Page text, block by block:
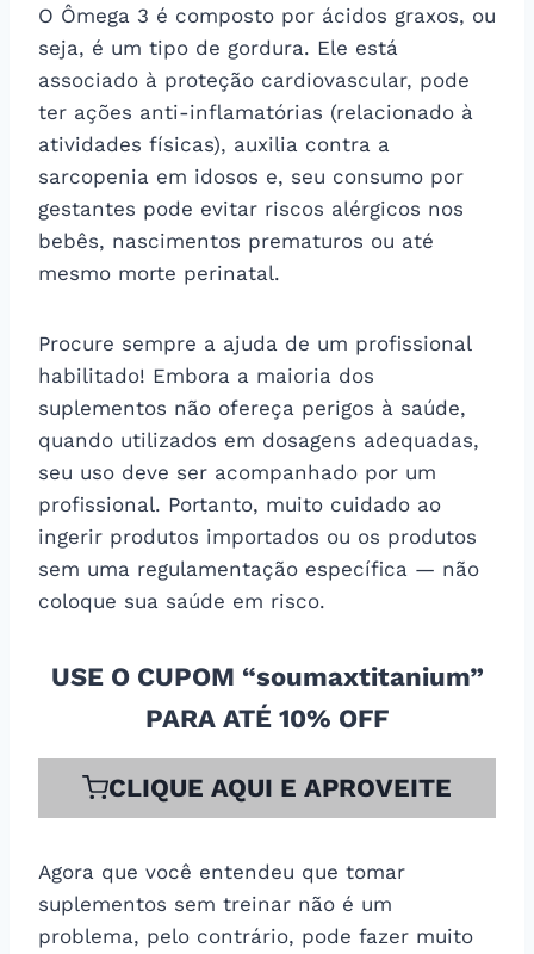
O Ômega 3 é composto por ácidos graxos, ou
seja, é um tipo de gordura. Ele está
associado à proteção cardiovascular, pode
ter ações anti-inflamatórias (relacionado à
atividades físicas), auxilia contra a
sarcopenia em idosos e, seu consumo por
gestantes pode evitar riscos alérgicos nos
bebês, nascimentos prematuros ou até
mesmo morte perinatal.
Procure sempre a ajuda de um profissional
habilitado! Embora a maioria dos
suplementos não ofereça perigos à saúde,
quando utilizados em dosagens adequadas,
seu uso deve ser acompanhado por um
profissional. Portanto, muito cuidado ao
ingerir produtos importados ou os produtos
sem uma regulamentação específica — não
coloque sua saúde em risco.
USE O CUPOM “soumaxtitanium”
PARA ATÉ 10% OFF
CLIQUE AQUI E APROVEITE
Agora que você entendeu que tomar
suplementos sem treinar não é um
problema, pelo contrário, pode fazer muito